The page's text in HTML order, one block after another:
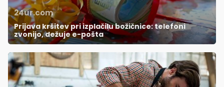
24ur.com
Prijava kršitev pri izplačilu božičnice: telefoni
zvonijo, dežuje e-pošta